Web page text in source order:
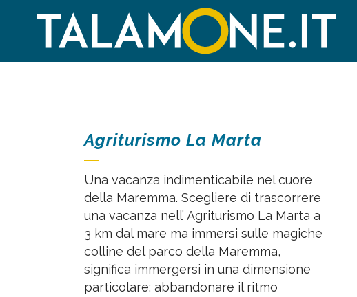
Agriturismo La Marta
Una vacanza indimenticabile nel cuore
della Maremma. Scegliere di trascorrere
una vacanza nell’ Agriturismo La Marta a
3 km dal mare ma immersi sulle magiche
colline del parco della Maremma,
significa immergersi in una dimensione
particolare: abbandonare il ritmo